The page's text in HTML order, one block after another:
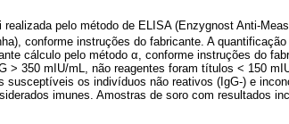
pelo método de ELISA (Enzygnost Anti-
conforme instruções do fabricante. A
cálculo pelo método α, conforme instruções do
> 350 mIU/mL, não reagentes foram títulos < 150
susceptíveis os indivíduos não reativos (IgG-) e
imunes. Amostras de soro com resultados